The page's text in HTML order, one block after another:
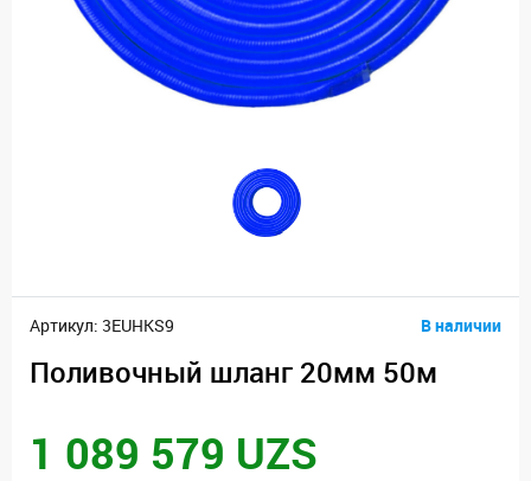
Артикул: 3EUHKS9 В наличии
Поливочный шланг 20мм 50м
1 089 579 UZS